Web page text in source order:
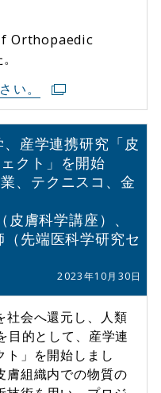
Orthopaedic
い。
産学連携研究「⽪
クト」を開始
、テクニスコ、⾦
膚科学講座）、
先端医科学研究セ
2023年10月30日
社会へ還元し、人類
目的として、産学連
ト」を開始しまし
膚組織内での物質の